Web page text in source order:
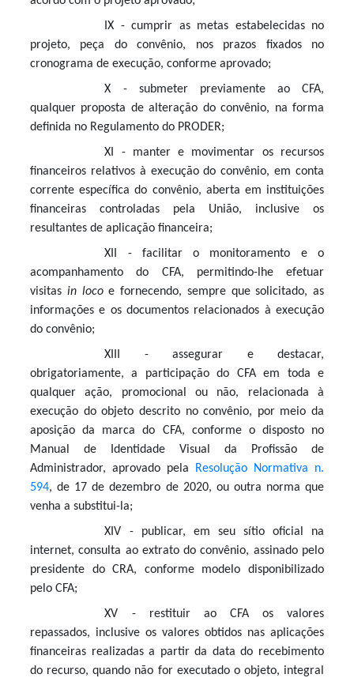
IX - cumprir as metas estabelecidas no
projeto, peça do convênio, nos prazos fixados no
cronograma de execução, conforme aprovado;
X - submeter previamente ao CFA,
qualquer proposta de alteração do convênio, na forma
definida no Regulamento do PRODER;
XI - manter e movimentar os recursos
financeiros relativos à execução do convênio, em conta
corrente específica do convênio, aberta em instituições
financeiras controladas pela União, inclusive os
resultantes de aplicação financeira;
XII - facilitar o monitoramento e o
acompanhamento do CFA, permitindo-lhe efetuar
visitas in locoe fornecendo, sempre que solicitado, as
informações e os documentos relacionados à execução
do convênio;
XIII - assegurar e destacar,
obrigatoriamente, a participação do CFA em toda e
qualquer ação, promocional ou não, relacionada à
execução do objeto descrito no convênio, por meio da
aposição da marca do CFA, conforme o disposto no
Manual de Identidade Visual da Profissão de
Administrador, aprovado pela
Resolução Normativa n.
594, de 17 de dezembro de 2020, ou outra norma que
venha a substitui-la;
XIV - publicar, em seu sítio oficial na
internet, consulta ao extrato do convênio, assinado pelo
presidente do CRA, conforme modelo disponibilizado
pelo CFA;
XV - restituir ao CFA os valores
repassados, inclusive os valores obtidos nas aplicações
financeiras realizadas a partir da data do recebimento
do recurso, quando não for executado o objeto, integral